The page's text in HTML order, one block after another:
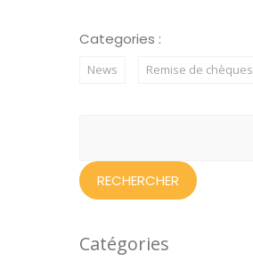
Categories :
News Remise de chèques
Catégories